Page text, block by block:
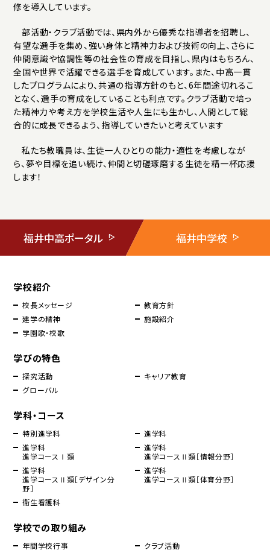
修を導入しています。
部活動・クラブ活動では、県内外から優秀な指導者を招聘し、
有望な選手を集め、強い身体と精神力および技術の向上、さらに
仲間意識や協調性等の社会性の育成を目指し、県内はもちろん、
全国や世界で活躍できる選手を育成しています。また、中高一貫
したプログラムにより、共通の指導方針のもと、6年間途切れるこ
となく、選手の育成をしていることも利点です。クラブ活動で培っ
た精神力や考え方を学校生活や人生にも生かし、人間として総
合的に成長できるよう、指導していきたいと考えています
私たち教職員は、生徒一人ひとりの能力・適性を考慮しなが
ら、夢や目標を追い続け、仲間と切磋琢磨する生徒を精一杯応援
します！
福井中高ポータル 福井中学校
学校紹介
校長メッセージ
教育方針
建学の精神
施設紹介
学園歌・校歌
学びの特色
探究活動
キャリア教育
グローバル
学科・コース
特別進学科
進学科
進学科
進学コースⅠ類
進学科
進学コースⅡ類［情報分野］
進学科
進学コースⅡ類［デザイン分
野］
進学科
進学コースⅡ類［体育分野］
衛生看護科
学校での取り組み
年間学校行事
クラブ活動